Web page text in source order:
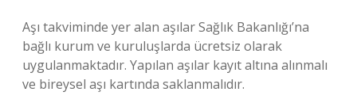
Aşı takviminde yer alan aşılar Sağlık Bakanlığı’na
bağlı kurum ve kuruluşlarda ücretsiz olarak
uygulanmaktadır. Yapılan aşılar kayıt altına alınmalı
ve bireysel aşı kartında saklanmalıdır.